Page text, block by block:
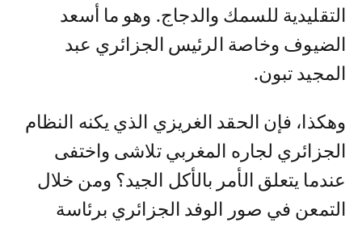
التقليدية للسمك والدجاج. وهو ما أسعد
الضيوف وخاصة الرئيس الجزائري عبد
المجيد تبون.
وهكذا، فإن الحقد الغريزي الذي يكنه النظام
الجزائري لجاره المغربي تلاشى واختفى
عندما يتعلق الأمر بالأكل الجيد؟ ومن خلال
التمعن في صور الوفد الجزائري برئاسة